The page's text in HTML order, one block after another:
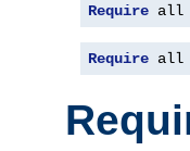
Require all
Require all